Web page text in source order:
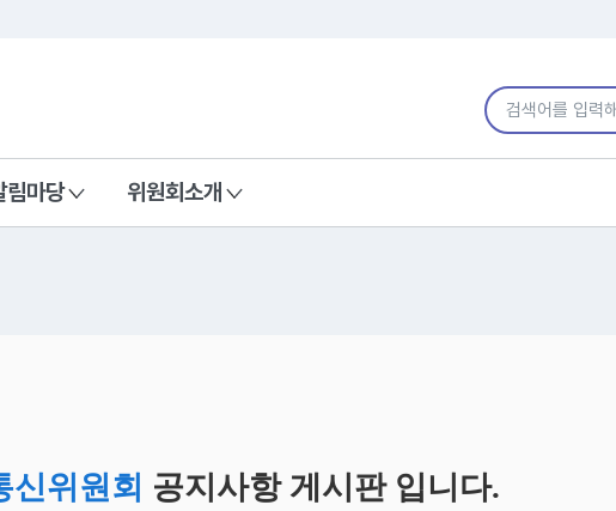
통합검색어 입력
림마당 위원회소개
신위원회 공지사항 게시판 입니다.